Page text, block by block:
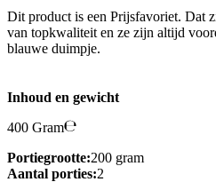
Dit product is een Prijsfavoriet. Dat
van topkwaliteit en ze zijn altijd
blauwe duimpje.
Inhoud en gewicht
400 Gram
Portiegrootte:200 gram
Aantal porties:2